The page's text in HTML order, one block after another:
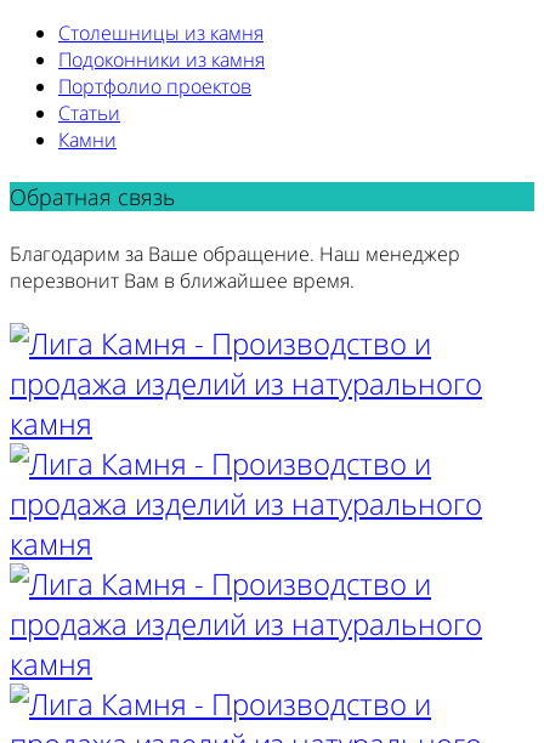
Столешницы из камня
Подоконники из камня
Портфолио проектов
Статьи
Камни
Обратная связь
Благодарим за Ваше обращение. Наш менеджер
перезвонит Вам в ближайшее время.